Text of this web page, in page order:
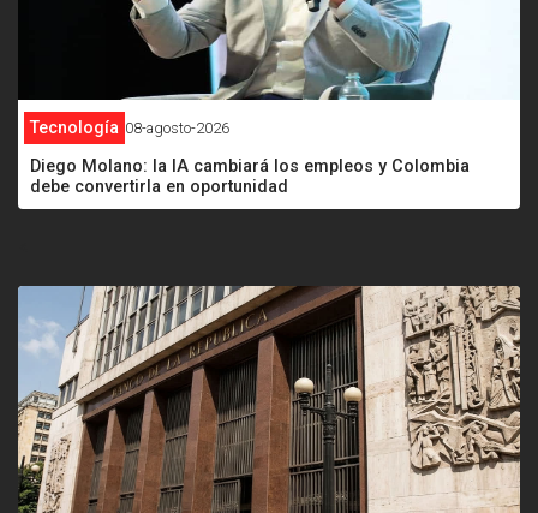
Tecnología 08-agosto-2026
Diego Molano: la IA cambiará los empleos y Colombia
debe convertirla en oportunidad